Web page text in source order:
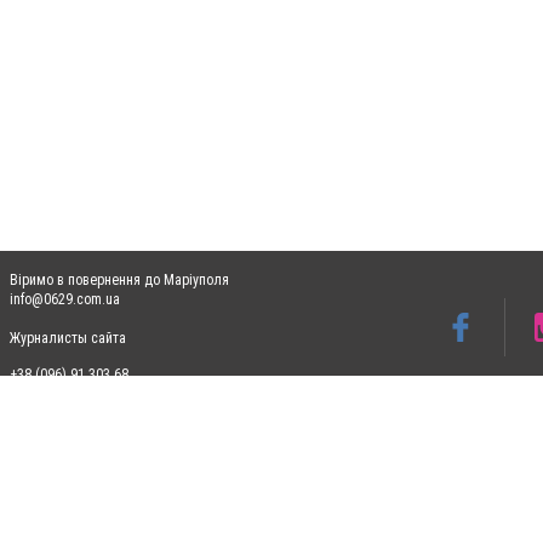
Віримо в повернення до Маріуполя
info@0629.com.ua
Журналисты сайта
+38 (096) 91 303 68